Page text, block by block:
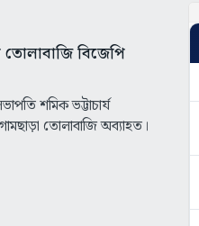
বিজেপি
শমিক ভট্টাচার্য
তোলাবাজি অব্যাহত।